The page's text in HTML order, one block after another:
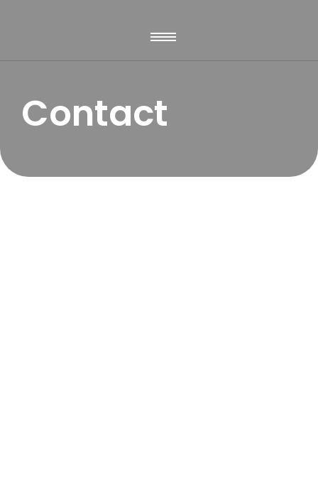
Contact